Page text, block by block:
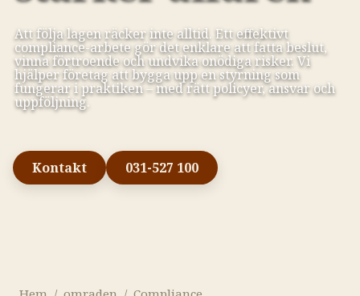
Att följa lagen räcker inte alltid. Ett effektivt
compliance-arbete gör det enklare att fatta beslut,
vinna förtroende och undvika onödiga risker. Vi
hjälper företag att bygga upp en styrning som
fungerar i praktiken – med rätt policyer, ansvar och
uppföljning.
Kontakt 031-527 100